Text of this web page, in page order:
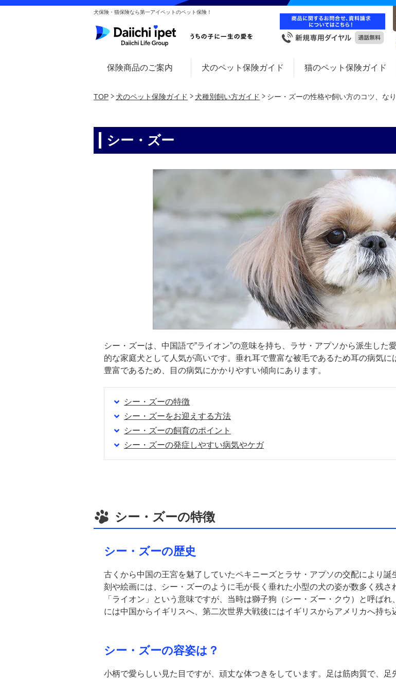
犬保険・猫保険なら第一アイペットのペット保険！
保険商品のご案内 犬のペット保険ガイド 猫のペット保険ガイド
TOP 犬のペット保険ガイド 犬種別飼い方ガイド シー・ズーの性格や飼い方のコツ、な
シー・ズー
シー・ズーは、中国語で”ライオン”の意味を持ち、ラサ・アプソから派生し
的な家庭犬として人気が高いです。垂れ耳で豊富な被毛であるため耳の病気
豊富であるため、目の病気にかかりやすい傾向にあります。
シー・ズーの特徴
シー・ズーをお迎えする方法
シー・ズーの飼育のポイント
シー・ズーの発症しやすい病気やケガ
シー・ズーの特徴
シー・ズーの歴史
古くから中国の王宮を魅了していたペキニーズとラサ・アプソの交配により
刻や絵画には、シー・ズーのように毛が長く垂れた小型の犬の姿が数多く残
「ライオン」という意味ですが、当時は獅子狗（シー・ズー・クウ）と呼ば
には中国からイギリスへ、第二次世界大戦後にはイギリスからアメリカへ持ち
シー・ズーの容姿は？
小柄で愛らしい見た目ですが、頑丈な体つきをしています。足は筋肉質で、足